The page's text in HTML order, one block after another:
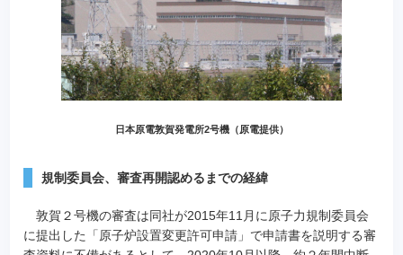
日本原電敦賀発電所2号機（原電提供）
規制委員会、審査再開認めるまでの経緯
敦賀２号機の審査は同社が2015年11月に原子力規制委員会
に提出した「原子炉設置変更許可申請」で申請書を説明する審